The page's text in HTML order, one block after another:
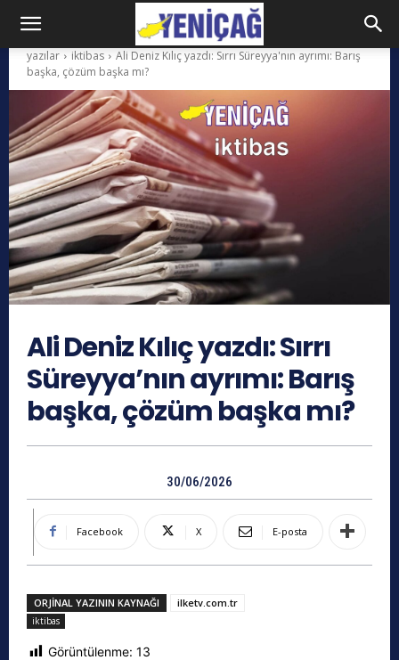
yazılar iktibas
Ali Deniz Kılıç yazdı: Sırrı Süreyya'nın ayrımı: Barış
başka, çözüm başka mı?
Ali Deniz Kılıç yazdı: Sırrı
Süreyya’nın ayrımı: Barış
başka, çözüm başka mı?
30/06/2026
Facebook X E-posta
ORJINAL YAZININ KAYNAĞI ilketv.com.tr
iktibas
Görüntülenme: 13